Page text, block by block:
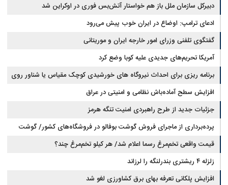
دبیرکل سازمان ملل باز هم خواستار آتش‌بس فوری در اوکراین شد
ادعای ترامپ: اوضاع در ایران خوب پیش می‌رود
گفتگوی تلفنی وزرای امور خارجه ایران و موریتانی
آمریکا تحریم‌های جدیدی علیه کوبا وضع کرد
برنامه ریزی برای احداث نیروگاه های خورشیدی کوچک مقیاس یا شناور روی
آب در مازندران
افزایش سطح آماده‌باش نظامی و امنیتی در عراق
جزئیات جدید از طرح راهبردی امنیت تنگه هرمز
پرده‌برداری از ماجرای فروش گوشت بوفالو در فروشگاه‌های کشور/ گوشت
بوفالو از کجا وارد می‌شود؟/ هر کیلو بوفالو با چه قیمتی به فروش می‌رود؟
قیمت واقعی تخم‌مرغ رسما اعلام شد/ هر کیلو تخم‌مرغ چند؟
زلزله ۴ ریشتری بندرلنگه را لرزاند
افزایش پلکانی تعرفه بهای برق کشاورزی لغو شد